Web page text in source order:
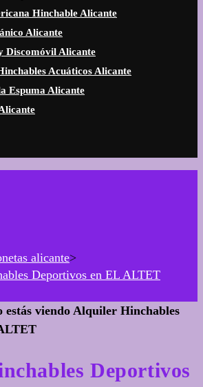
Hinchable Alicante
Alicante
Discomóvil Alicante
Acuáticos Alicante
Espuma Alicante
alicante>
Deportivos en EL ALTET
Deportivos